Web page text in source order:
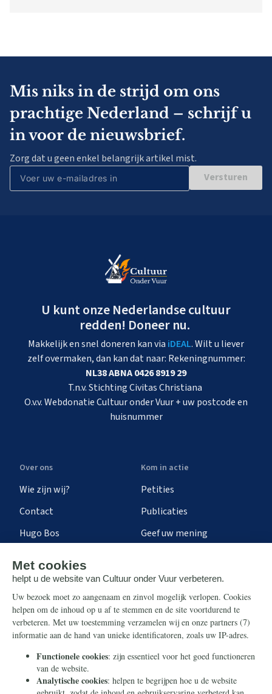
Mis niks in de strijd om ons
prachtige Nederland – schrijf u
in voor de nieuwsbrief.
Zorg dat u geen enkel belangrijk artikel mist.
Versturen
U kunt onze Nederlandse cultuur
redden! Doneer nu.
Makkelijk en snel doneren kan via iDEAL. Wilt u liever
zelf overmaken, dan kan dat naar: Rekeningnummer:
NL38 ABNA 0426 8919 29
T.n.v. Stichting Civitas Christiana
O.v.v. Webdonatie Cultuur onder Vuur + uw postcode en
huisnummer
Over ons
Wie zijn wij?
Contact
Hugo Bos
Kom in actie
Petities
Publicaties
Geef uw mening
Steun ons
Nieuwsbrief
Eenmalig
Maandelijks
Periodiek
Info
Contact
Ontvang onze Telegram-
berichten